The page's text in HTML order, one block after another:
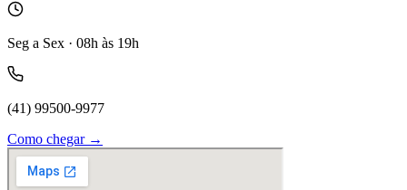
Seg a Sex · 08h às 19h
(41) 99500-9977
Como chegar →